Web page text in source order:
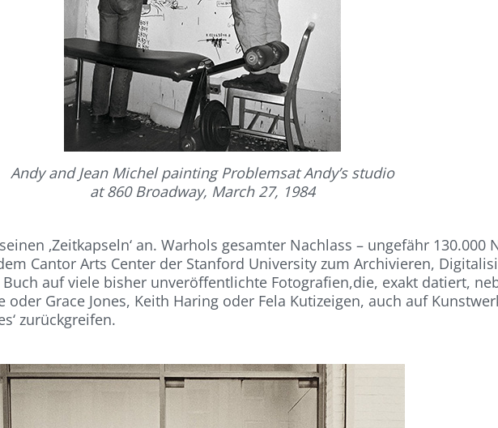
Andy and Jean Michel painting Problemsat Andy’s studio
at 860 Broadway, March 27, 1984
‚Zeitkapseln‘ an. Warhols gesamter Nachlass – ungefähr 130.000
Cantor Arts Center der Stanford University zum Archivieren,
auf viele bisher unveröffentlichte Fotografien,die, exakt datiert,
Grace Jones, Keith Haring oder Fela Kutizeigen, auch auf
zurückgreifen.